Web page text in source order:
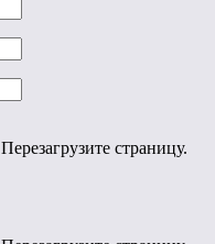
страницу.